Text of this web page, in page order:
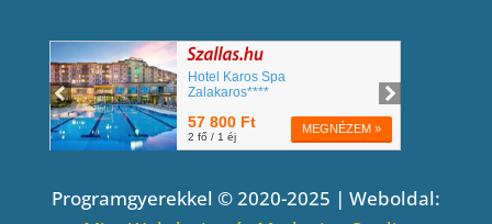
Programgyerekkel © 2020-2025 | Weboldal: